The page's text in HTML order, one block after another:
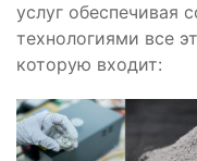
услуг обеспечивая
технологиями все
которую входит: